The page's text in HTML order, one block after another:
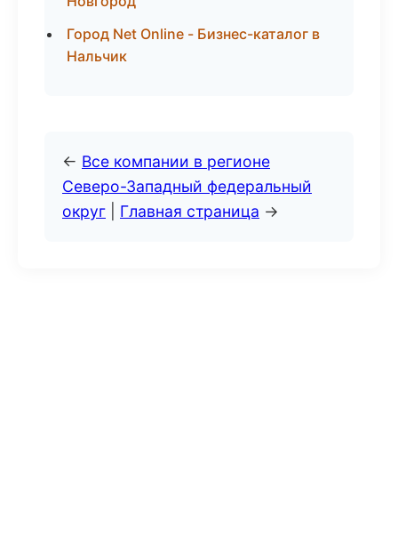
Город Net Online - Бизнес-каталог в
Нальчик
← Все компании в регионе
Северо-Западный федеральный
округ
Главная страница →